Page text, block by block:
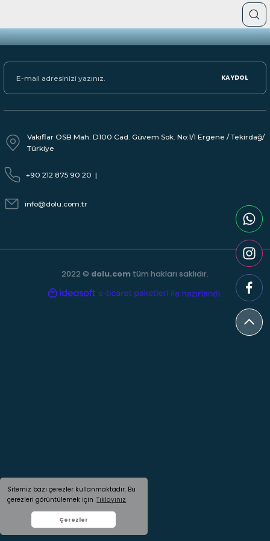
Sitemiz bazı çerezler kullanmaktadır. Bu
çerezleri görüntülemek için Tıklayınız
Çerezler
KAYDOL
Vakıflar OSB Mah. D100 Cad. Güvem Sok. No:1/1 Ergene / Tekirdağ/
Türkiye
+90 212 875 90 20 |
info@dolu.com.tr
2022 © dolu.com tüm hakları saklıdır.
ideasoft
e-
hazırlandı.